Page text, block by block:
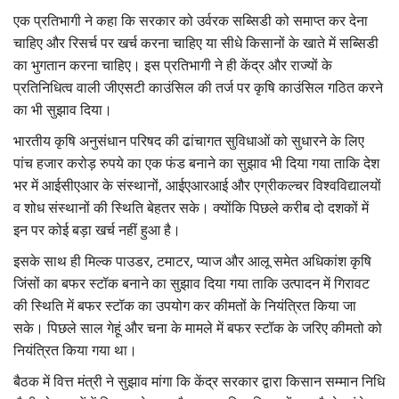
एक प्रतिभागी ने कहा कि सरकार को उर्वरक सब्सिडी को समाप्त कर देना
चाहिए और रिसर्च पर खर्च करना चाहिए या सीधे किसानों के खाते में सब्सिडी
का भुगतान करना चाहिए। इस प्रतिभागी ने ही केंद्र और राज्यों के
प्रतिनिधित्व वाली जीएसटी काउंसिल की तर्ज पर कृषि काउंसिल गठित करने
का भी सुझाव दिया।
भारतीय कृषि अनुसंधान परिषद की ढांचागत सुविधाओं को सुधारने के लिए
पांच हजार करोड़ रुपये का एक फंड बनाने का सुझाव भी दिया गया ताकि देश
भर में आईसीएआर के संस्थानों, आईएआरआई और एग्रीकल्चर विश्वविद्यालयों
व शोध संस्थानों की स्थिति बेहतर सके। क्योंकि पिछले करीब दो दशकों में
इन पर कोई बड़ा खर्च नहीं हुआ है।
इसके साथ ही मिल्क पाउडर, टमाटर, प्याज और आलू समेत अधिकांश कृषि
जिंसों का बफर स्टॉक बनाने का सुझाव दिया गया ताकि उत्पादन में गिरावट
की स्थिति में बफर स्टॉक का उपयोग कर कीमतों के नियंत्रित किया जा
सके। पिछले साल गेहूं और चना के मामले में बफर स्टॉक के जरिए कीमतो को
नियंत्रित किया गया था।
बैठक में वित्त मंत्री ने सुझाव मांगा कि केंद्र सरकार द्वारा किसान सम्मान निधि